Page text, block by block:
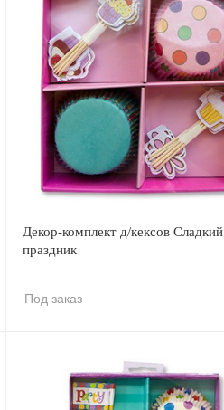
Декор-комплект д/кексов Сладкий
праздник
Под заказ